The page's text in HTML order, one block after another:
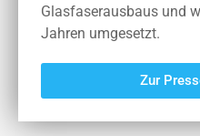
Glasfaserausbaus und
Jahren umgesetzt.
Zur